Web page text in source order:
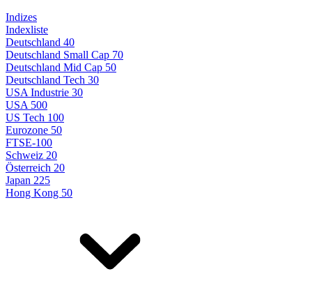
Indizes
Indexliste
Deutschland 40
Deutschland Small Cap 70
Deutschland Mid Cap 50
Deutschland Tech 30
USA Industrie 30
USA 500
US Tech 100
Eurozone 50
FTSE-100
Schweiz 20
Österreich 20
Japan 225
Hong Kong 50